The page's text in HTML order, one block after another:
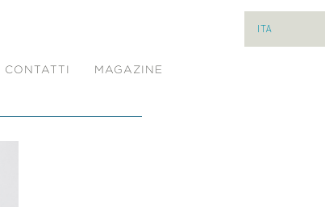
ITA
CONTATTI MAGAZINE